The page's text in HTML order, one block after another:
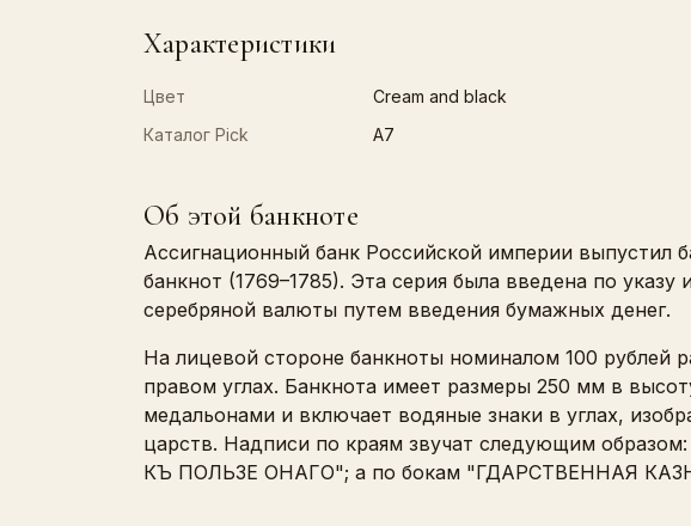
Характеристики
Цвет Cream and black
Каталог Pick
A7
Об этой банкноте
Ассигнационный банк Российской империи выпустил
банкнот (1769–1785). Эта серия была введена по
серебряной валюты путем введения бумажных денег.
На лицевой стороне банкноты номиналом 100
правом углах. Банкнота имеет размеры 250 мм в
медальонами и включает водяные знаки в углах,
царств. Надписи по краям звучат следующим
КЪ ПОЛЬЗЕ ОНАГО"; а по бокам "ГДАРСТВЕННАЯ